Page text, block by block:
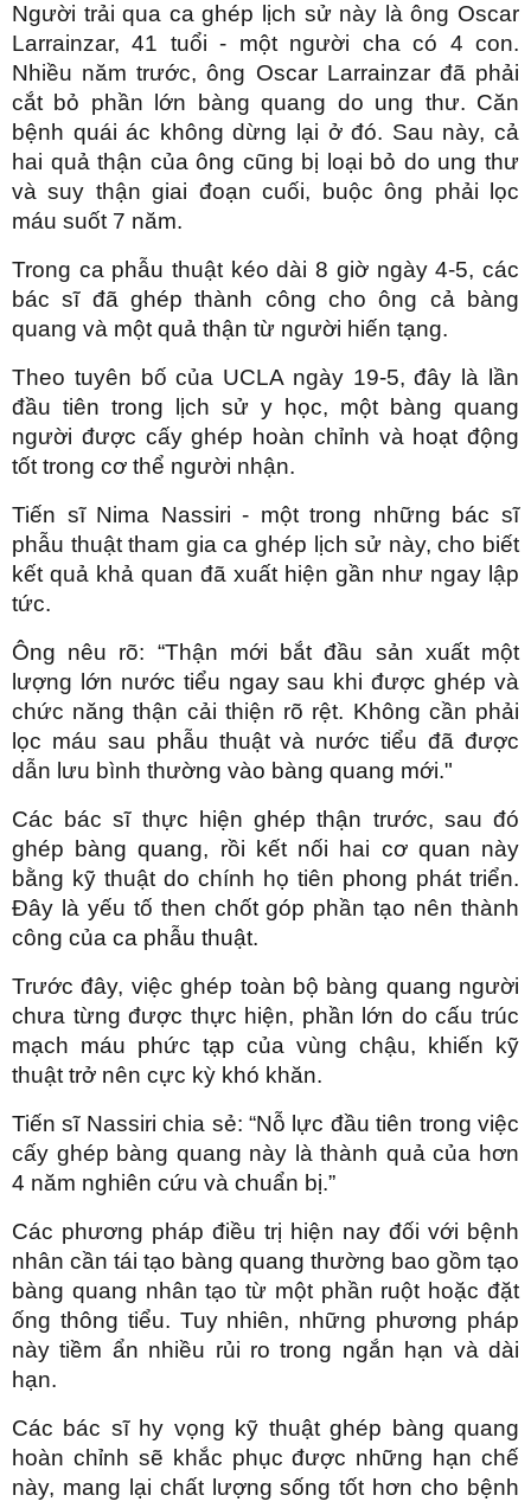
Người trải qua ca ghép lịch sử này là ông Oscar
Larrainzar, 41 tuổi - một người cha có 4 con.
Nhiều năm trước, ông Oscar Larrainzar đã phải
cắt bỏ phần lớn bàng quang do ung thư. Căn
bệnh quái ác không dừng lại ở đó. Sau này, cả
hai quả thận của ông cũng bị loại bỏ do ung thư
và suy thận giai đoạn cuối, buộc ông phải lọc
máu suốt 7 năm.
Trong ca phẫu thuật kéo dài 8 giờ ngày 4-5, các
bác sĩ đã ghép thành công cho ông cả bàng
quang và một quả thận từ người hiến tạng.
Theo tuyên bố của UCLA ngày 19-5, đây là lần
đầu tiên trong lịch sử y học, một bàng quang
người được cấy ghép hoàn chỉnh và hoạt động
tốt trong cơ thể người nhận.
Tiến sĩ Nima Nassiri - một trong những bác sĩ
phẫu thuật tham gia ca ghép lịch sử này, cho biết
kết quả khả quan đã xuất hiện gần như ngay lập
tức.
Ông nêu rõ: “Thận mới bắt đầu sản xuất một
lượng lớn nước tiểu ngay sau khi được ghép và
chức năng thận cải thiện rõ rệt. Không cần phải
lọc máu sau phẫu thuật và nước tiểu đã được
dẫn lưu bình thường vào bàng quang mới."
Các bác sĩ thực hiện ghép thận trước, sau đó
ghép bàng quang, rồi kết nối hai cơ quan này
bằng kỹ thuật do chính họ tiên phong phát triển.
Đây là yếu tố then chốt góp phần tạo nên thành
công của ca phẫu thuật.
Trước đây, việc ghép toàn bộ bàng quang người
chưa từng được thực hiện, phần lớn do cấu trúc
mạch máu phức tạp của vùng chậu, khiến kỹ
thuật trở nên cực kỳ khó khăn.
Tiến sĩ Nassiri chia sẻ: “Nỗ lực đầu tiên trong việc
cấy ghép bàng quang này là thành quả của hơn
4 năm nghiên cứu và chuẩn bị.”
Các phương pháp điều trị hiện nay đối với bệnh
nhân cần tái tạo bàng quang thường bao gồm tạo
bàng quang nhân tạo từ một phần ruột hoặc đặt
ống thông tiểu. Tuy nhiên, những phương pháp
này tiềm ẩn nhiều rủi ro trong ngắn hạn và dài
hạn.
Các bác sĩ hy vọng kỹ thuật ghép bàng quang
hoàn chỉnh sẽ khắc phục được những hạn chế
này, mang lại chất lượng sống tốt hơn cho bệnh